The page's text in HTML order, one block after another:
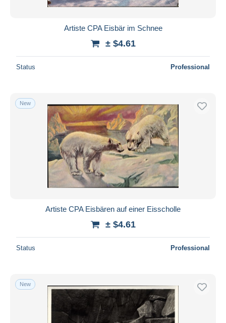
Artiste CPA Eisbär im Schnee
± $4.61
Status Professional
New
Artiste CPA Eisbären auf einer Eisscholle
± $4.61
Status Professional
New